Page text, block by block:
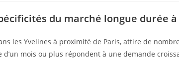
du marché longue durée à
les Yvelines à proximité de Paris, attire de
d’un mois ou plus répondent à une demande